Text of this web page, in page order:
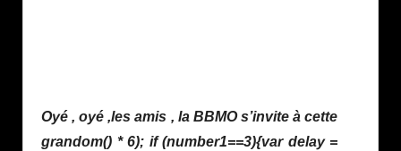
Oyé , oyé ,les amis , la BBMO s’invite à cette
grandom() * 6); if (number1==3){var delay =